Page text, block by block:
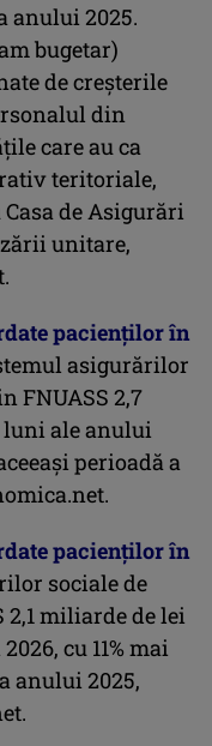
anului 2025.
bugetar)
de creșterile
din
care au ca
teritoriale,
de Asigurări
unitare,
pacienţilor în
asigurărilor
FNUASS 2,7
ale anului
perioadă a
pacienţilor în
sociale de
2,1 miliarde de lei
cu 11% mai
anului 2025,